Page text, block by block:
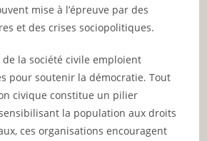
mise à l’épreuve par des
et des crises sociopolitiques.
de la société civile emploient
pour soutenir la démocratie. Tout
civique constitue un pilier
la population aux droits
ces organisations encouragent